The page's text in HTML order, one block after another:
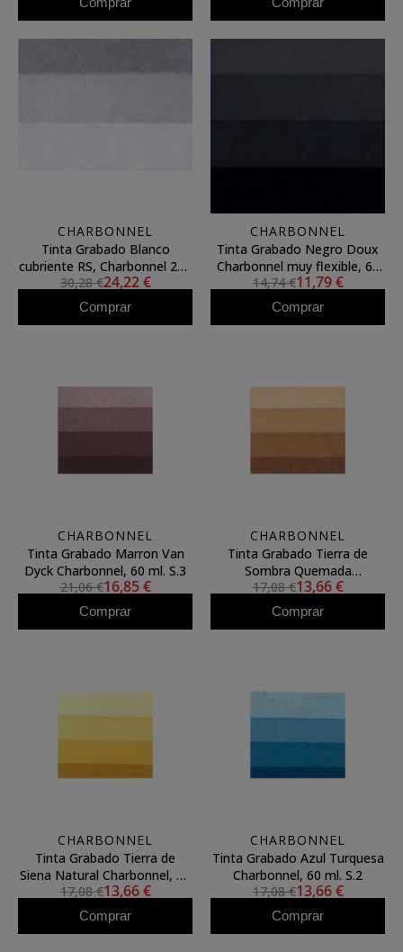
CHARBONNEL
Tinta Grabado Blanco
cubriente RS, Charbonnel 200
ml. S.2
30,28 €24,22 €
Comprar
CHARBONNEL
Tinta Grabado Negro Doux
Charbonnel muy flexible, 60
ml. S.1
14,74 €11,79 €
Comprar
CHARBONNEL
Tinta Grabado Marron Van
Dyck Charbonnel, 60 ml. S.3
21,06 €16,85 €
Comprar
CHARBONNEL
Tinta Grabado Tierra de
Sombra Quemada
Charbonnel, 60 ml. S.2
17,08 €13,66 €
Comprar
CHARBONNEL
Tinta Grabado Tierra de
Siena Natural Charbonnel, 60
ml. S.2
17,08 €13,66 €
Comprar
CHARBONNEL
Tinta Grabado Azul Turquesa
Charbonnel, 60 ml. S.2
17,08 €13,66 €
Comprar